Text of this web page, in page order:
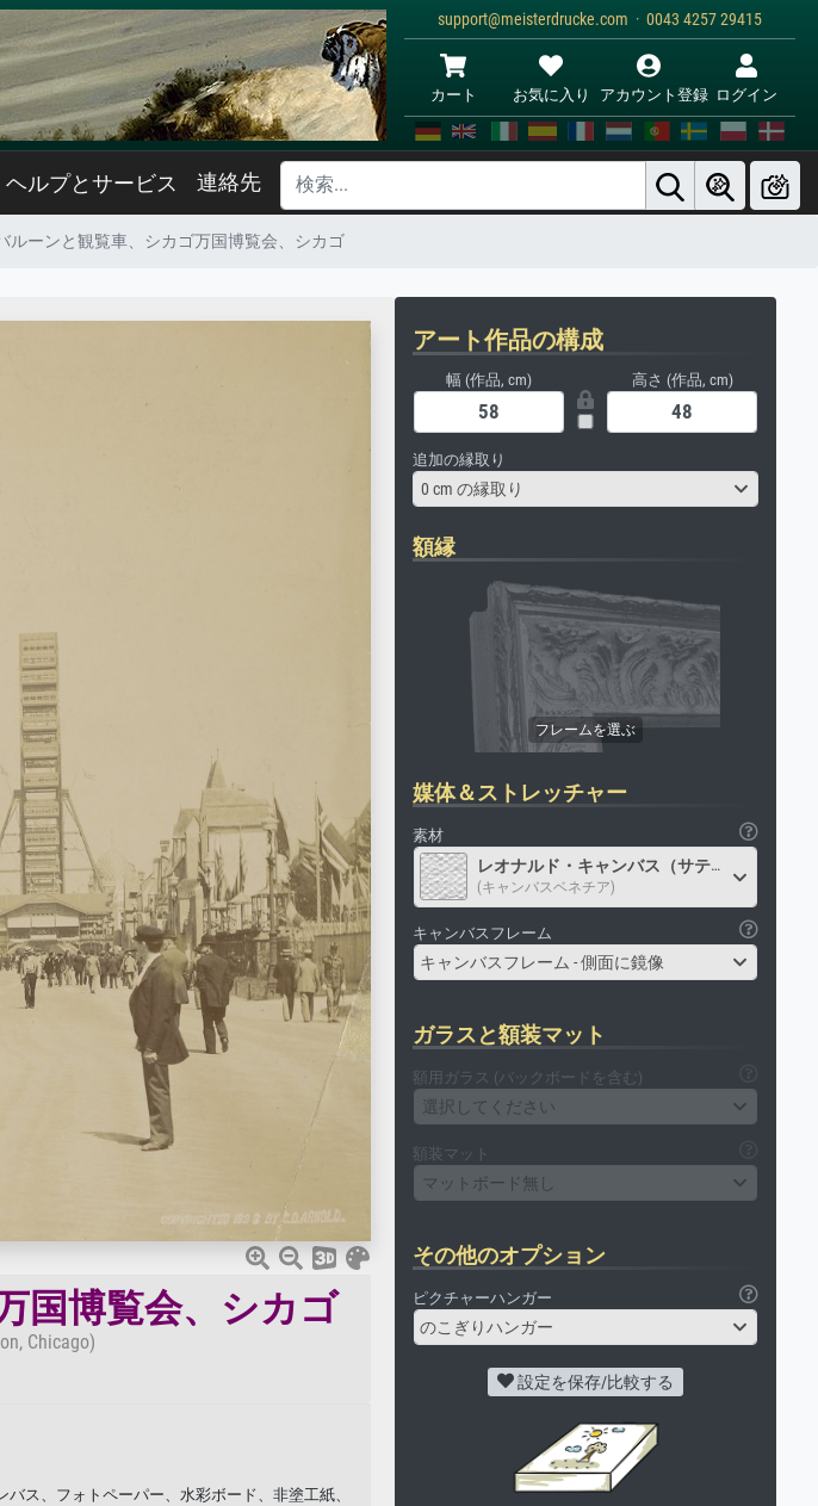
support@meisterdrucke.com · 0043 4257 29415
カート お気に入り アカウント登録 ログイン
ヘルプとサービス 連絡先
ルーンと観覧車、シカゴ万国博覧会、シカゴ
国博覧会、シカゴ
Chicago)
ス、フォトペーパー、水彩ボード、非塗工紙、
アート作品の構成
幅 (作品, cm) 高さ (作品, cm)
追加の縁取り
0 cm の縁取り
額縁
媒体＆ストレッチャー
素材
レオナルド・キャンバス（サテン）
(キャンバスベネチア)
キャンバスフレーム
キャンバスフレーム - 側面に鏡像
ガラスと額装マット
額用ガラス (バックボードを含む)
選択してください
額装マット
マットボード無し
その他のオプション
ピクチャーハンガー
のこぎりハンガー
設定を保存/比較する